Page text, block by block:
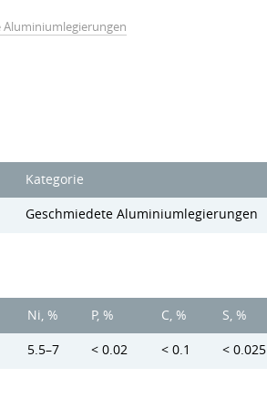
Aluminiumlegierungen
Kategorie
Geschmiedete Aluminiumlegierungen
Ni, % P, % C, % S, %
5.5–7 < 0.02 < 0.1 < 0.025